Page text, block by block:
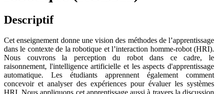
Descriptif
Cet enseignement donne une vision des méthodes de l’apprentissage
dans le contexte de la robotique et l’interaction homme-robot (HRI).
Nous couvrons la perception du robot dans ce cadre, le
raisonnement, l'intelligence artificielle et les aspects d'apprentissage
automatique. Les étudiants apprennent également comment
concevoir et analyser des expériences pour évaluer les systèmes
HRI. Nous appliquons cet apprentissage aussi à travers la discussion